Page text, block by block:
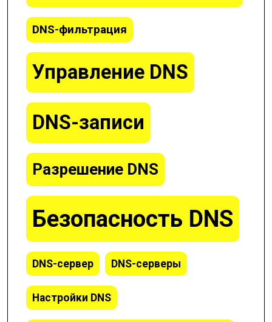
DNS-фильтрация
Управление DNS
DNS-записи
Разрешение DNS
Безопасность DNS
DNS-сервер DNS-серверы
Настройки DNS